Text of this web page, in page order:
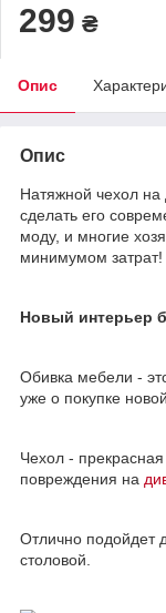
299 ₴
Опис
Опис
Натяжной чехол на
сделать его
моду, и многие
минимумом затрат!
Новый интерьер
Обивка мебели -
уже о покупке
Чехол -
повреждения на
Отлично подойдет
столовой.